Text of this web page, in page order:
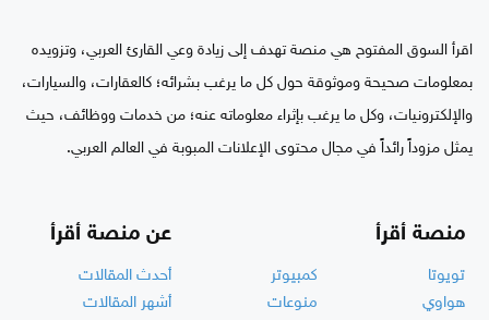
اقرأ السوق المفتوح هي منصة تهدف إلى زيادة وعي القارئ العربي، وتزويده
بمعلومات صحيحة وموثوقة حول كل ما يرغب بشرائه؛ كالعقارات، والسيارات،
والإلكترونيات، وكل ما يرغب بإثراء معلوماته عنه؛ من خدمات ووظائف، حيث
يمثل مزوداً رائداً في مجال محتوى الإعلانات المبوبة في العالم العربي.
منصة أقرأ
تويوتا
كمبيوتر
هواوي
منوعات
عن منصة أقرأ
أحدث المقالات
أشهر المقالات